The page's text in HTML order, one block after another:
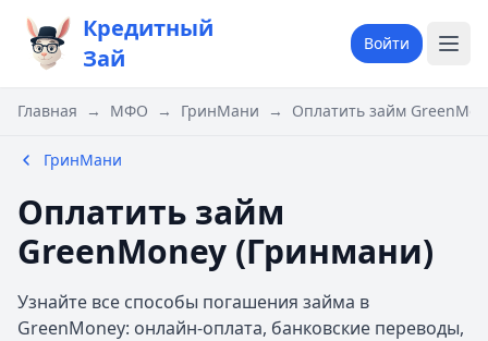
Кредитный
Зай
Войти
Главная → МФО → ГринМани → Оплатить займ
ГринМани
Оплатить займ
GreenMoney (Гринмани)
Узнайте все способы погашения займа в
GreenMoney: онлайн-оплата, банковские переводы,